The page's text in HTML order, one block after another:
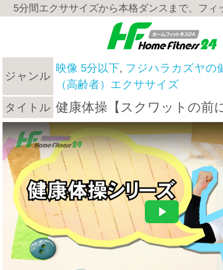
5分間エクササイズから本格ダンスまで、フィ
ジャンル
映像 5分以下, フジハラカズヤの
（高齢者）エクササイズ
タイトル 健康体操【スクワットの前